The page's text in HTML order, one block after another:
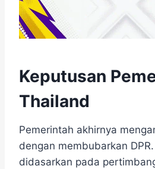
Keputusan
Thailand
Pemerintah akhirnya
dengan membubarkan
didasarkan pada